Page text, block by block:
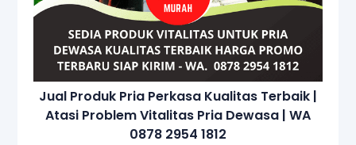
Jual Produk Pria Perkasa Kualitas Terbaik |
Atasi Problem Vitalitas Pria Dewasa | WA
0878 2954 1812